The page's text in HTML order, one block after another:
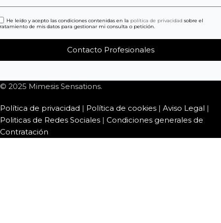
He leído y acepto las condiciones contenidas en la política de privacidad sobre el
de mis datos para gestionar mi consulta o petición.
© 2025 Mimesis Sensations.
Política de privacidad | Política de cookies | Aviso Legal |
Politicas de Redes Sociales | Condiciones generales de
Contratación